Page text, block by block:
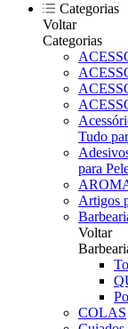
Categorias
Voltar
Categorias
Tudo
para
Artigos
Voltar
COLAS